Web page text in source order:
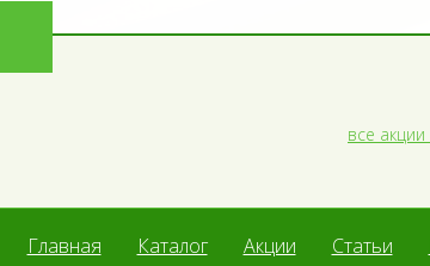
все акции
Главная Каталог Акции Статьи